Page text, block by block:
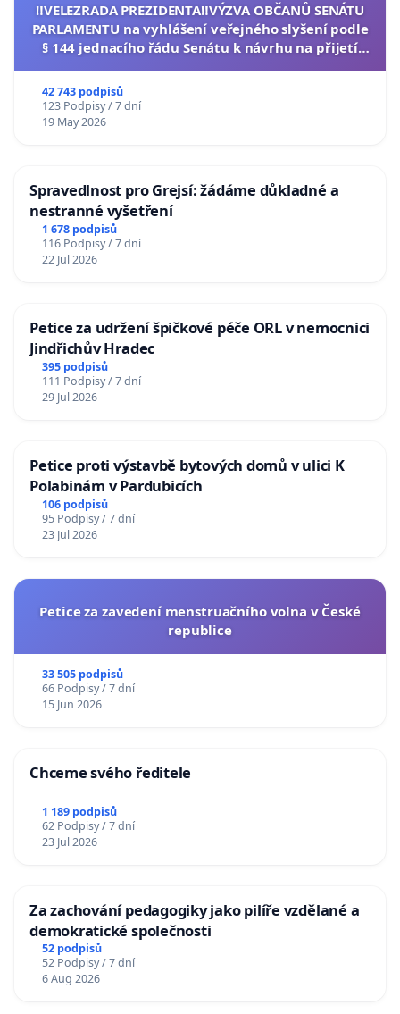
‼️VELEZRADA PREZIDENTA‼️VÝZVA OBČANŮ SENÁTU
PARLAMENTU na vyhlášení veřejného slyšení podle
§ 144 jednacího řádu Senátu k návrhu na přijetí
42 743 podpisů
123 Podpisy / 7 dní
19 May 2026
Spravedlnost pro Grejsí: žádáme důkladné a
nestranné vyšetření
1 678 podpisů
116 Podpisy / 7 dní
22 Jul 2026
Petice za udržení špičkové péče ORL v nemocnici
Jindřichův Hradec
395 podpisů
111 Podpisy / 7 dní
29 Jul 2026
Petice proti výstavbě bytových domů v ulici K
Polabinám v Pardubicích
106 podpisů
95 Podpisy / 7 dní
23 Jul 2026
Petice za zavedení menstruačního volna v České
republice
33 505 podpisů
66 Podpisy / 7 dní
15 Jun 2026
Chceme svého ředitele
1 189 podpisů
62 Podpisy / 7 dní
23 Jul 2026
Za zachování pedagogiky jako pilíře vzdělané a
demokratické společnosti
52 podpisů
52 Podpisy / 7 dní
6 Aug 2026